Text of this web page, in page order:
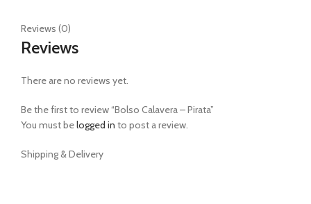
Reviews (0)
Reviews
There are no reviews yet.
Be the first to review “Bolso Calavera – Pirata”
You must belogged in to post a review.
Shipping & Delivery